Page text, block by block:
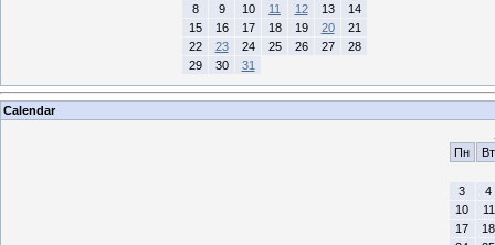
8
9 10 11 12 13
14
15
16 17 18 19 20
21
22
23 24 25 26 27
28
29
30 31
Calendar
Пн
Вт
3
4
10
11
17
18